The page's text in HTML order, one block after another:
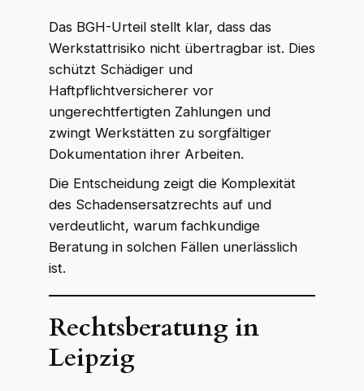
Das BGH-Urteil stellt klar, dass das
Werkstattrisiko nicht übertragbar ist. Dies
schützt Schädiger und
Haftpflichtversicherer vor
ungerechtfertigten Zahlungen und
zwingt Werkstätten zu sorgfältiger
Dokumentation ihrer Arbeiten.
Die Entscheidung zeigt die Komplexität
des Schadensersatzrechts auf und
verdeutlicht, warum fachkundige
Beratung in solchen Fällen unerlässlich
ist.
Rechtsberatung in
Leipzig